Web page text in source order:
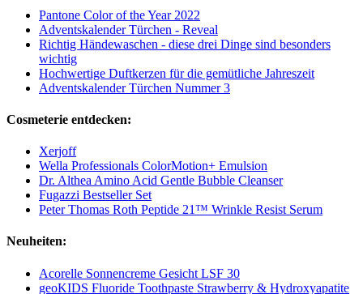
Pantone Color of the Year 2022
Adventskalender Türchen - Reveal
Richtig Händewaschen - diese drei Dinge sind besonders
wichtig
Hochwertige Duftkerzen für die gemütliche Jahreszeit
Adventskalender Türchen Nummer 3
Cosmeterie entdecken:
Xerjoff
Wella Professionals ColorMotion+ Emulsion
Dr. Althea Amino Acid Gentle Bubble Cleanser
Fugazzi Bestseller Set
Peter Thomas Roth Peptide 21™ Wrinkle Resist Serum
Neuheiten:
Acorelle Sonnencreme Gesicht LSF 30
geoKIDS Fluoride Toothpaste Strawberry & Hydroxyapatite